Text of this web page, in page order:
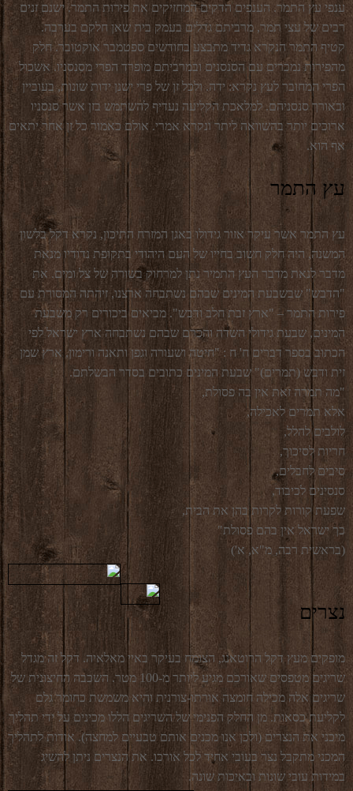
ענפי עץ התמר. הענפים הדקים המחזיקים את פירות התמר. ישנם זנים
רבים של עצי תמר, מרביתם גדלים בעמק בית שאן חלקם בערבה.
קטיף התמר הנקרא גדיד מתבצע בחודשים ספטמבר אוקטובר. חלק
מהפירות נמכרים עם הסנסנים ובמרביתם מופרד הפרי מסנסניו. אשכול
הפרי המחובר לעץ נקרא: ידה. ולכל זן של פרי ישנן ידות שונות, בעוביין
ובאורך סנסניהם. למלאכת הקליעה נעדיף להשתמש בזן אשר סנסניו
ארוכים יותר בהשוואה ליתר ונקרא אמרי. אולם כאמור כל זן אחר יתאים
אף הוא.
עץ התמר
עץ התמר אשר עיקר אזור גידולו באגן המזרח התיכון, נקרא דקל בלשון
המשנה, היה חלק חשוב בחייו של העם היהודי בתקופת נדודיו מנאת
מדבר לנאת מדבר העץ התמיר נתן למרחוק בשורה של צל ומים. את
"הדבש" שבשבעת המינים שבהם נשתבחה ארצנו, זיהתה המסורת עם
פירות התמר – "ארץ זבת חלב ודבש". מביאים ביכורים רק משבעת
המינים, שבעת גידולי השדה והכרם שבהם נשתבחה ארץ ישראל לפי
הכתוב בספר דברים ח' ח : "חיטה ושעורה וגפן ותאנה ורימון, ארץ שמן
זית ודבש (תמרים)" שבעת המינים כתובים בסדר הבשלתם.
"מה תמרה זאת אין בה פסולת,
אלא תמרים לאכילה,
לולבים להלל,
חריות לסיכוך,
סיבים לחבלים,
סנסינים לכיבוד,
שפעת קורות לקרות בהן את הבית,
כך ישראל אין בהם פסולת"
(בראשית רבה, מ"א, א')
נצרים
מופקים מעץ דקל הרוטאנג, הצומח בעיקר באיי מאלאיה. דקל זה מגדל
שריגים מטפסים שאורכם מגיע ליותר מ-100 מטר. השכבה החיצונית של
שריגים אלה מכילה חומצה אורתו-צורנית והיא משמשת כחומר גלם
לקליעת כסאות. מן החלק הפנימי של השריגים הללו מכינים על ידי תהליך
מיכני את הנצרים (ולכן אנו מכנים אותם טבעיים למחצה). אודות לתהליך
המכני מתקבל נצר בעובי אחיד לכל אורכו. את הנצרים ניתן להשיג
במידות עובי שונות ובאיכות שונה.